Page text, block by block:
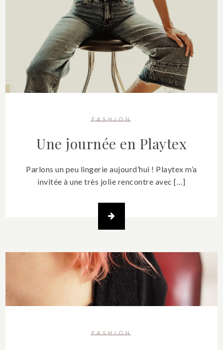
FASHION
Une journée en Playtex
Parlons un peu lingerie aujourd’hui ! Playtex m’a
invitée à une très jolie rencontre avec […]
FASHION